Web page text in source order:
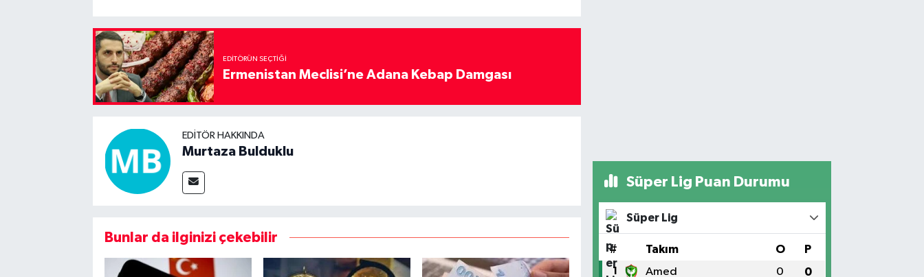
EDITÖRÜN SEÇTIĞI
Ermenistan Meclisi’ne Adana Kebap Damgası
EDITÖR HAKKINDA
Murtaza Bulduklu
Bunlar da ilginizi çekebilir
Süper Lig Puan Durumu
Süper Lig
# Takım O P
1 Amed 0 0